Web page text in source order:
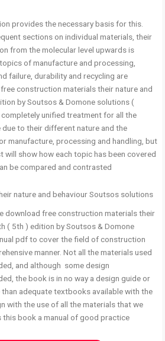
provides the necessary basis for this.
sections on individual materials, their
from the molecular level upwards is
of manufacture and processing,
failure, durability and recycling are
construction materials their nature and
by Soutsos & Domone solutions (
unified treatment for all the
to their different nature and the
manufacture, processing and handling, but
will show how each topic has been covered
be compared and contrasted.
nature and behaviour Soutsos solutions
download free construction materials their
( 5th ) edition by Soutsos & Domone
pdf to cover the field of construction
manner. Not all the materials used
and although some design
the book is in no way a design guide or
adequate textbooks available with the
with the use of all the materials that we
this book a manual of good practice.